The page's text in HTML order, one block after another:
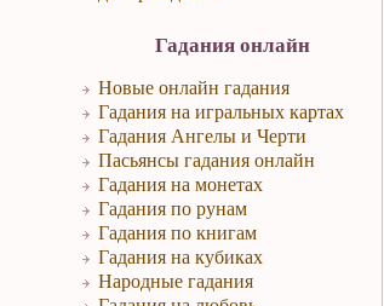
Гадания онлайн
Новые онлайн гадания
Гадания на игральных картах
Гадания Ангелы и Черти
Пасьянсы гадания онлайн
Гадания на монетах
Гадания по рунам
Гадания по книгам
Гадания на кубиках
Народные гадания